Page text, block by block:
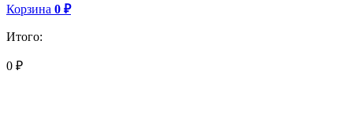
Корзина 0 ₽
Итого:
0 ₽